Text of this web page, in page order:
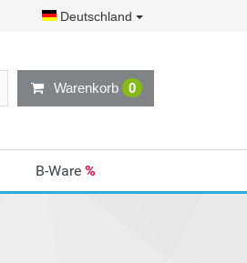
Deutschland
Warenkorb 0
B-Ware %